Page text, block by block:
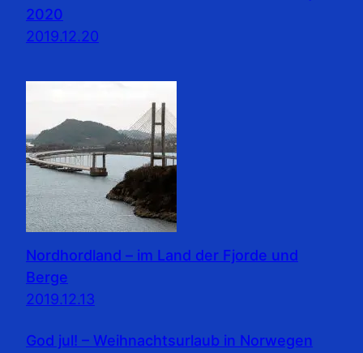
2020
2019.12.20
Nordhordland – im Land der Fjorde und
Berge
2019.12.13
God jul! – Weihnachtsurlaub in Norwegen